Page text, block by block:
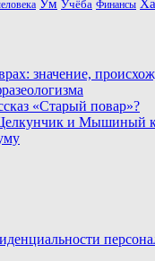
Ум Учёба Финансы
значение,
«Старый повар»?
и Мышиный